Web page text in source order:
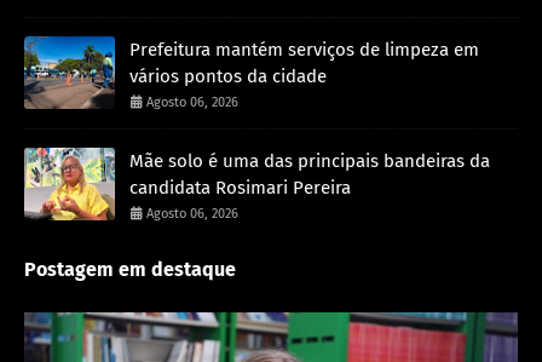
Prefeitura mantém serviços de limpeza em
vários pontos da cidade
Agosto 06, 2026
Mãe solo é uma das principais bandeiras da
candidata Rosimari Pereira
Agosto 06, 2026
Postagem em destaque